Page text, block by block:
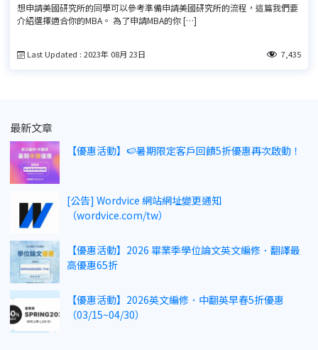
想申請美國研究所的同學可以參考準備申請美國研究所的流程，這篇我們要
介紹選擇適合你的MBA。 為了申請MBA的你 […]
Last Updated : 2023年 08月 23日 7,435
最新文章
【優惠活動】🍉暑期限定客戶回饋5折優惠再次啟動！
[公告] Wordvice 網站網址變更通知
（wordvice.com/tw）
【優惠活動】2026 畢業季學位論文英文編修．翻譯最
高優惠65折
【優惠活動】2026英文編修．中翻英早春5折優惠
（03/15~04/30）